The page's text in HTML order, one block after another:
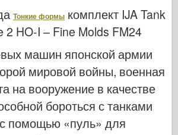
Тонкие формы комплект IJA Tank
2 HO-I – Fine Molds FM24
машин японской армии
мировой войны, военная
на вооружение в качестве
бороться с танками
помощью «пуль» для